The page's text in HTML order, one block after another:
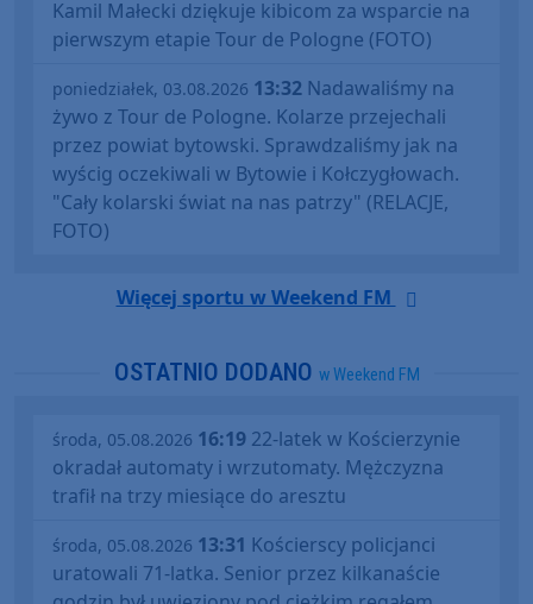
Kamil Małecki dziękuje kibicom za wsparcie na
pierwszym etapie Tour de Pologne (FOTO)
poniedziałek, 03.08.2026 13:32 Nadawaliśmy na
żywo z Tour de Pologne. Kolarze przejechali
przez powiat bytowski. Sprawdzaliśmy jak na
wyścig oczekiwali w Bytowie i Kołczygłowach.
"Cały kolarski świat na nas patrzy" (RELACJE,
FOTO)
Więcej sportu w Weekend FM
OSTATNIO DODANO w Weekend FM
środa, 05.08.2026 16:19 22-latek w Kościerzynie
okradał automaty i wrzutomaty. Mężczyzna
trafił na trzy miesiące do aresztu
środa, 05.08.2026 13:31 Kościerscy policjanci
uratowali 71-latka. Senior przez kilkanaście